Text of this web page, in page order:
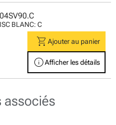
BLANC: C
shopping_cart Ajouter au panier
infoAfficher les détails
associés